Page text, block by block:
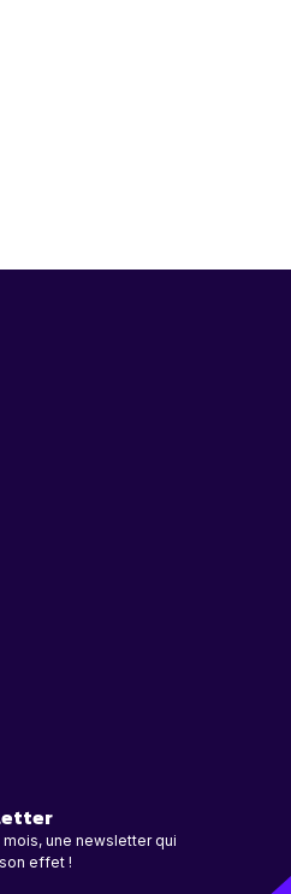
mois, une newsletter qui
effet !